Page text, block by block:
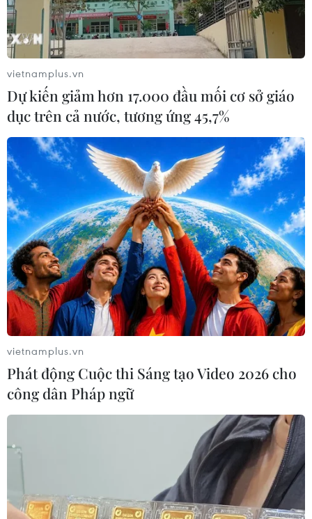
NATO trước nguy cơ khủng hoảng
lịch sử nếu Mỹ giảm cam kết quân sự
21/05/2026 04:33
Việc Mỹ rút quân khỏi Đức và giảm hiện diện tại châu
Âu đang khiến NATO đối mặt trước nguy cơ khủng
hoảng lịch sử, làm dấy lên lo ngại về tương lai an ninh
của liên minh quân sự này.
vietnamplus.vn
Dự kiến giảm hơn 17.000 đầu mối cơ sở giáo
dục trên cả nước, tương ứng 45,7%
vietnamplus.vn
Phát động Cuộc thi Sáng tạo Video 2026 cho
công dân Pháp ngữ